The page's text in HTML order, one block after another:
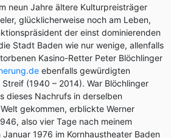
neun Jahre ältere Kulturpreisträger
glücklicherweise noch am Leben,
der einst dominierenden
Stadt Baden wie nur wenige, allenfalls
Kasino-Retter Peter Blöchlinger
ebenfalls gewürdigten
(1940 – 2014). War Blöchlinger
dieses Nachrufs in derselben
gekommen, erblickte Werner
also vier Tage nach meinem
1976 im Kornhaustheater Baden